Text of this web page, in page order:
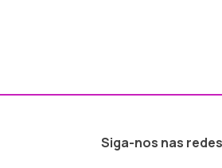
Siga-nos nas